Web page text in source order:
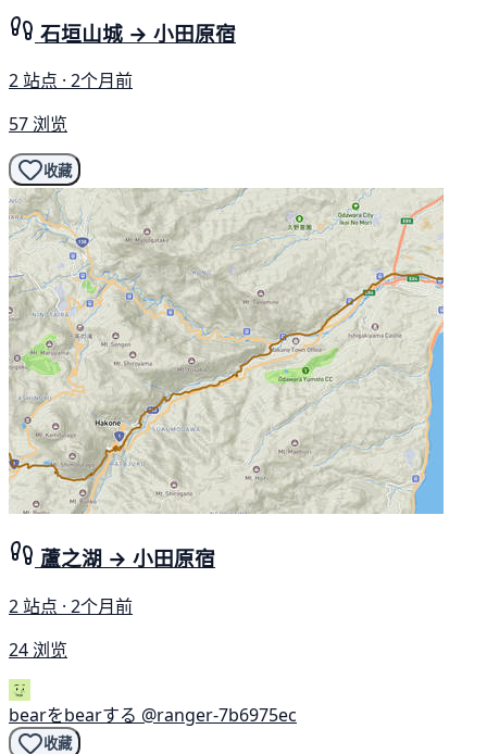
石垣山城 → 小田原宿
2 站点 · 2个月前
57 浏览
收藏
蘆之湖 → 小田原宿
2 站点 · 2个月前
24 浏览
bearをbearする @ranger-7b6975ec
收藏